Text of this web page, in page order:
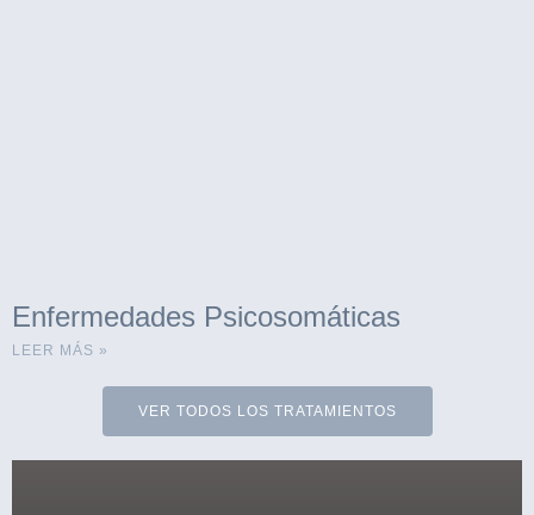
Enfermedades Psicosomáticas
LEER MÁS »
VER TODOS LOS TRATAMIENTOS